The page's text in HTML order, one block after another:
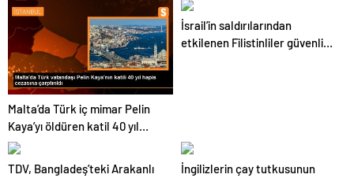
Antibakteriyel Perde
Yıkama
Malta’da Türk iç mimar Pelin
Kaya’yı öldüren katil 40 yıl
hapis cezasına çarptırıldı
İsrail’in saldırılarından
etkilenen Filistinliler güvenli
TDV, Bangladeş’teki Arakanlı
İngilizlerin çay tutkusunun